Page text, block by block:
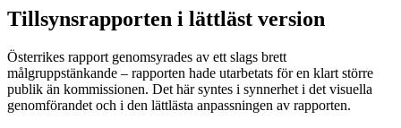
Tillsynsrapporten i lättläst version
Österrikes rapport genomsyrades av ett slags brett
målgruppstänkande – rapporten hade utarbetats för en klart större
publik än kommissionen. Det här syntes i synnerhet i det visuella
genomförandet och i den lättlästa anpassningen av rapporten.